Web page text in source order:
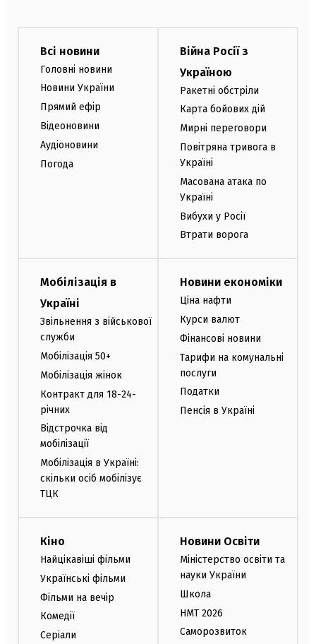
Всі новини
Головні новини
Новини України
Прямий ефір
Відеоновини
Аудіоновини
Погода
Війна Росії з
Україною
Ракетні обстріли
Карта бойових дій
Мирні переговори
Повітряна тривога в
Україні
Масована атака по
Україні
Вибухи у Росії
Втрати ворога
Мобілізація в
Україні
Звільнення з військової
служби
Мобілізація 50+
Мобілізація жінок
Контракт для 18-24-
річних
Відстрочка від
мобілізації
Мобілізація в Україні:
скільки осіб мобілізує
ТЦК
Новини економіки
Ціна нафти
Курси валют
Фінансові новини
Тарифи на комунальні
послуги
Податки
Пенсія в Україні
Кіно
Найцікавіші фільми
Українські фільми
Фільми на вечір
Комедії
Серіали
Новини Освіти
Міністерство освіти та
науки України
Школа
НМТ 2026
Саморозвиток